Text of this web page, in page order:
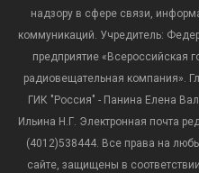
надзору в сфере связи,
коммуникаций. Учредитель:
предприятие «Всероссийская
радиовещательная компания».
ГИК "Россия" - Панина Елена
Ильина Н.Г. Электронная почта
(4012)538444. Все права на
сайте, защищены в